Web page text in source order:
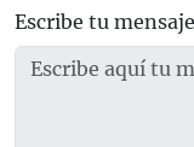
Escribe tu mensaje